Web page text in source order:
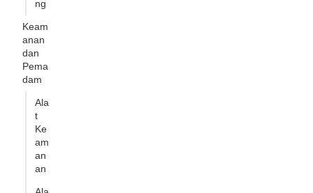
ng
Keam
anan
dan
Pema
dam
Ala
t
Ke
am
an
an